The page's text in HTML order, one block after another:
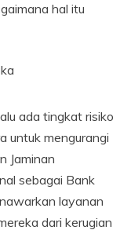
hal itu
ada tingkat risiko
untuk mengurangi
Jaminan
sebagai Bank
layanan
dari kerugian